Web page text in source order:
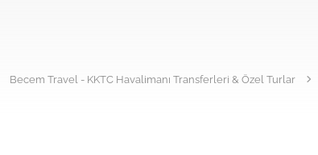
Becem Travel - KKTC Havalimanı Transferleri & Özel Turlar